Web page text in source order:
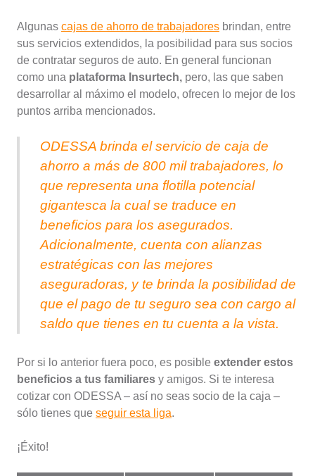
Algunas cajas de ahorro de trabajadores brindan, entre
sus servicios extendidos, la posibilidad para sus socios
de contratar seguros de auto. En general funcionan
como una plataforma Insurtech, pero, las que saben
desarrollar al máximo el modelo, ofrecen lo mejor de los
puntos arriba mencionados.
ODESSA brinda el servicio de caja de
ahorro a más de 800 mil trabajadores, lo
que representa una flotilla potencial
gigantesca la cual se traduce en
beneficios para los asegurados.
Adicionalmente, cuenta con alianzas
estratégicas con las mejores
aseguradoras, y te brinda la posibilidad de
que el pago de tu seguro sea con cargo al
saldo que tienes en tu cuenta a la vista.
Por si lo anterior fuera poco, es posible extender estos
beneficios a tus familiares y amigos. Si te interesa
cotizar con ODESSA – así no seas socio de la caja –
sólo tienes que seguir esta liga.
¡Éxito!